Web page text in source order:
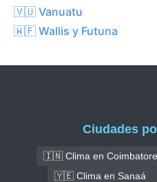
🇻🇺 Vanuatu
🇼🇫 Wallis y Futuna
Ciudades
🇮🇳 Clima en Coimbatore
🇾🇪 Clima en Sanaá